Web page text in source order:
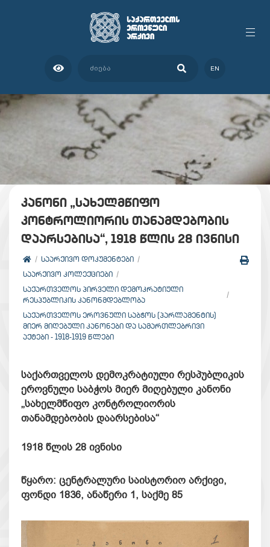
EN
კანონი „სახელმწიფო
კონტროლიორის თანამდებობის
დაარსებისა“, 1918 წლის 28 ივნისი
ᲡᲐᲐᲠᲥᲘᲕᲝ ᲓᲝᲙᲣᲛᲔᲜᲢᲔᲑᲘ
ᲡᲐᲐᲠᲥᲘᲕᲝ ᲙᲝᲚᲔᲥᲪᲘᲔᲑᲘ
ᲡᲐᲥᲐᲠᲗᲕᲔᲚᲝᲡ ᲞᲘᲠᲕᲔᲚᲘ ᲓᲔᲛᲝᲙᲠᲐᲢᲘᲣᲚᲘ
ᲠᲔᲡᲞᲣᲑᲚᲘᲙᲘᲡ ᲙᲐᲜᲝᲜᲛᲓᲔᲑᲚᲝᲑᲐ
ᲡᲐᲥᲐᲠᲗᲕᲔᲚᲝᲡ ᲔᲠᲝᲕᲜᲣᲚᲘ ᲡᲐᲑᲭᲝᲡ (ᲞᲐᲠᲚᲐᲛᲔᲜᲢᲘᲡ)
ᲛᲘᲔᲠ ᲛᲘᲦᲔᲑᲣᲚᲘ ᲙᲐᲜᲝᲜᲔᲑᲘ ᲓᲐ ᲡᲐᲛᲐᲠᲗᲚᲔᲑᲠᲘᲕᲘ
ᲐᲥᲢᲔᲑᲘ - 1918-1919 ᲬᲚᲔᲑᲘ
საქართველოს დემოკრატიული რესპუბლიკის
ეროვნული საბჭოს მიერ მიღებული კანონი
„სახელმწიფო კონტროლიორის
თანამდებობის დაარსებისა“
1918 წლის 28 ივნისი
წყარო: ცენტრალური საისტორიო არქივი,
ფონდი 1836, ანაწერი 1, საქმე 85